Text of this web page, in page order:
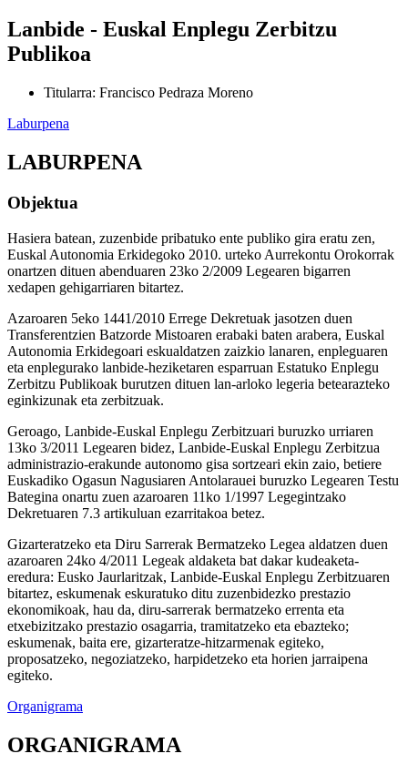
Lanbide - Euskal Enplegu Zerbitzu
Publikoa
Titularra: Francisco Pedraza Moreno
Laburpena
LABURPENA
Objektua
Hasiera batean, zuzenbide pribatuko ente publiko gira eratu zen,
Euskal Autonomia Erkidegoko 2010. urteko Aurrekontu Orokorrak
onartzen dituen abenduaren 23ko 2/2009 Legearen bigarren
xedapen gehigarriaren bitartez.
Azaroaren 5eko 1441/2010 Errege Dekretuak jasotzen duen
Transferentzien Batzorde Mistoaren erabaki baten arabera, Euskal
Autonomia Erkidegoari eskualdatzen zaizkio lanaren, enpleguaren
eta enplegurako lanbide-heziketaren esparruan Estatuko Enplegu
Zerbitzu Publikoak burutzen dituen lan-arloko legeria betearazteko
eginkizunak eta zerbitzuak.
Geroago, Lanbide-Euskal Enplegu Zerbitzuari buruzko urriaren
13ko 3/2011 Legearen bidez, Lanbide-Euskal Enplegu Zerbitzua
administrazio-erakunde autonomo gisa sortzeari ekin zaio, betiere
Euskadiko Ogasun Nagusiaren Antolarauei buruzko Legearen Testu
Bategina onartu zuen azaroaren 11ko 1/1997 Legegintzako
Dekretuaren 7.3 artikuluan ezarritakoa betez.
Gizarteratzeko eta Diru Sarrerak Bermatzeko Legea aldatzen duen
azaroaren 24ko 4/2011 Legeak aldaketa bat dakar kudeaketa-
eredura: Eusko Jaurlaritzak, Lanbide-Euskal Enplegu Zerbitzuaren
bitartez, eskumenak eskuratuko ditu zuzenbidezko prestazio
ekonomikoak, hau da, diru-sarrerak bermatzeko errenta eta
etxebizitzako prestazio osagarria, tramitatzeko eta ebazteko;
eskumenak, baita ere, gizarteratze-hitzarmenak egiteko,
proposatzeko, negoziatzeko, harpidetzeko eta horien jarraipena
egiteko.
Organigrama
ORGANIGRAMA